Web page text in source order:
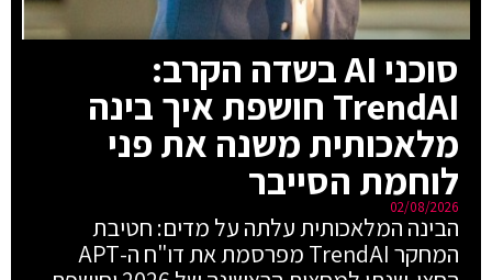
סוכני AI בשדה הקרב:
TrendAI חושפת איך בינה
מלאכותית משנה את פני
לוחמת הסייבר
02/08/2026
הבינה המלאכותית עלתה על מדים: חטיבת
המחקר TrendAI מפרסמת את דו"ח ה-APT